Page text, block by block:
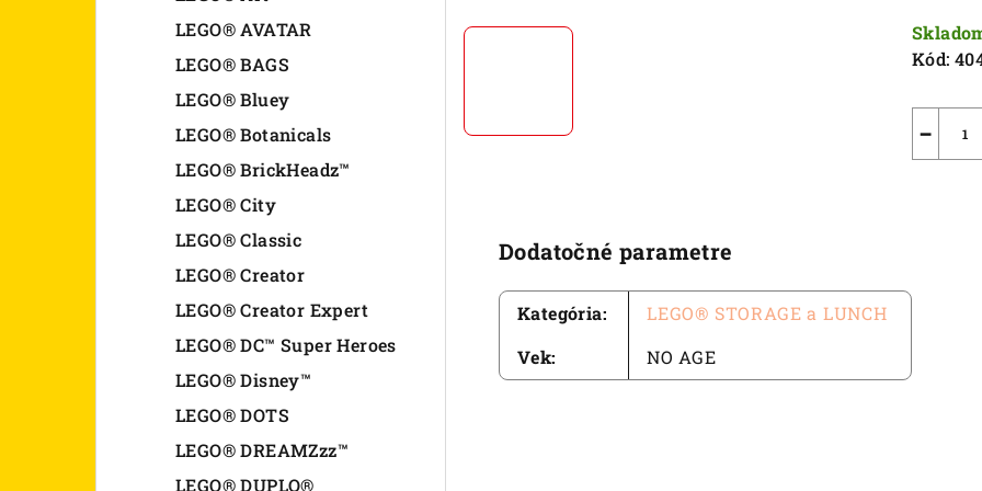
LEGO® AVATAR
LEGO® BAGS
LEGO® Bluey
LEGO® Botanicals
LEGO® BrickHeadz™
LEGO® City
LEGO® Classic
LEGO® Creator
LEGO® Creator Expert
LEGO® DC™ Super Heroes
LEGO® Disney™
LEGO® DOTS
LEGO® DREAMZzz™
LEGO® DUPLO®
cena:
Kód:
−
Dodatočné parametre
Kategória:
LEGO® STORAGE a LUNCH
Vek: NO AGE